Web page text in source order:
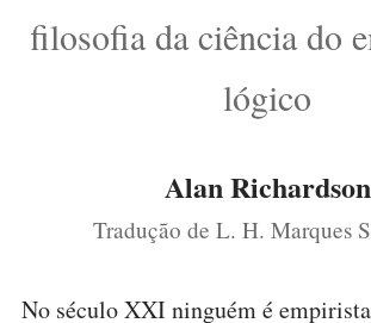
filosofia da ciência do
lógico
Alan Richardson
Tradução de L. H. Marques
No século XXI ninguém é